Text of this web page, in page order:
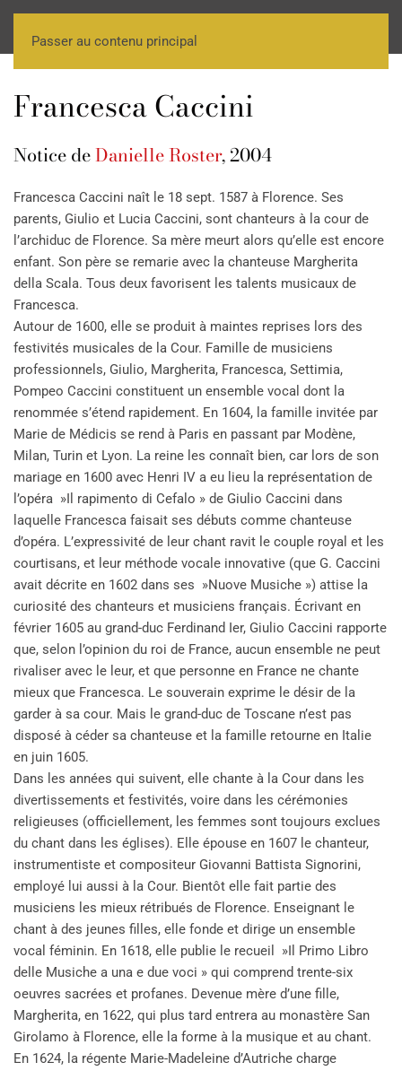
Passer au contenu principal
Francesca Caccini
Notice deDanielle Roster, 2004
Francesca Caccini naît le 18 sept. 1587 à Florence. Ses
parents, Giulio et Lucia Caccini, sont chanteurs à la cour de
l’archiduc de Florence. Sa mère meurt alors qu’elle est encore
enfant. Son père se remarie avec la chanteuse Margherita
della Scala. Tous deux favorisent les talents musicaux de
Francesca.
Autour de 1600, elle se produit à maintes reprises lors des
festivités musicales de la Cour. Famille de musiciens
professionnels, Giulio, Margherita, Francesca, Settimia,
Pompeo Caccini constituent un ensemble vocal dont la
renommée s’étend rapidement. En 1604, la famille invitée par
Marie de Médicis se rend à Paris en passant par Modène,
Milan, Turin et Lyon. La reine les connaît bien, car lors de son
mariage en 1600 avec Henri IV a eu lieu la représentation de
l’opéra »Il rapimento di Cefalo » de Giulio Caccini dans
laquelle Francesca faisait ses débuts comme chanteuse
d’opéra. L’expressivité de leur chant ravit le couple royal et les
courtisans, et leur méthode vocale innovative (que G. Caccini
avait décrite en 1602 dans ses »Nuove Musiche ») attise la
curiosité des chanteurs et musiciens français. Écrivant en
février 1605 au grand-duc Ferdinand Ier, Giulio Caccini rapporte
que, selon l’opinion du roi de France, aucun ensemble ne peut
rivaliser avec le leur, et que personne en France ne chante
mieux que Francesca. Le souverain exprime le désir de la
garder à sa cour. Mais le grand-duc de Toscane n’est pas
disposé à céder sa chanteuse et la famille retourne en Italie
en juin 1605.
Dans les années qui suivent, elle chante à la Cour dans les
divertissements et festivités, voire dans les cérémonies
religieuses (officiellement, les femmes sont toujours exclues
du chant dans les églises). Elle épouse en 1607 le chanteur,
instrumentiste et compositeur Giovanni Battista Signorini,
employé lui aussi à la Cour. Bientôt elle fait partie des
musiciens les mieux rétribués de Florence. Enseignant le
chant à des jeunes filles, elle fonde et dirige un ensemble
vocal féminin. En 1618, elle publie le recueil »Il Primo Libro
delle Musiche a una e due voci » qui comprend trente-six
oeuvres sacrées et profanes. Devenue mère d’une fille,
Margherita, en 1622, qui plus tard entrera au monastère San
Girolamo à Florence, elle la forme à la musique et au chant.
En 1624, la régente Marie-Madeleine d’Autriche charge